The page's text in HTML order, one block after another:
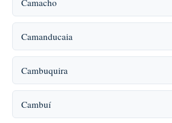
Camacho
Camanducaia
Cambuquira
Cambuí